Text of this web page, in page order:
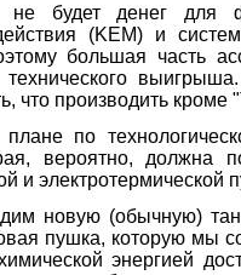
будет денег для
(KEM) и
большая часть
технического
что производить
по
вероятно, должна
и электротермической
новую (обычную)
пушка, которую мы
энергией